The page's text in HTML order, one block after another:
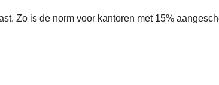
Zo is de norm voor kantoren met 15%